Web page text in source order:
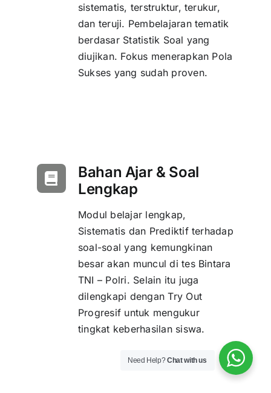
sistematis, terstruktur, terukur,
dan teruji. Pembelajaran tematik
berdasar Statistik Soal yang
diujikan. Fokus menerapkan Pola
Sukses yang sudah proven.
Bahan Ajar & Soal
Lengkap
Modul belajar lengkap,
Sistematis dan Prediktif terhadap
soal-soal yang kemungkinan
besar akan muncul di tes Bintara
TNI – Polri. Selain itu juga
dilengkapi dengan Try Out
Progresif untuk mengukur
tingkat keberhasilan siswa.
Need Help?Chat with us